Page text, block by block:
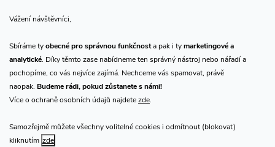
Vážení návštěvníci,
Sbíráme tyobecné pro správnou funkčnosta pak i tymarketingové a
analytické. Díky těmto zase nabídneme ten správný nástroj nebo nářadí a
pochopíme, co vás nejvíce zajímá. Nechceme vás spamovat, právě
naopak. Budeme rádi, pokud zůstanete s námi!
Více o ochraně osobních údajů najdetezde.
Samozřejmě můžete všechny volitelné cookies i odmítnout (blokovat)
kliknutím zde
Přijímáme online platby